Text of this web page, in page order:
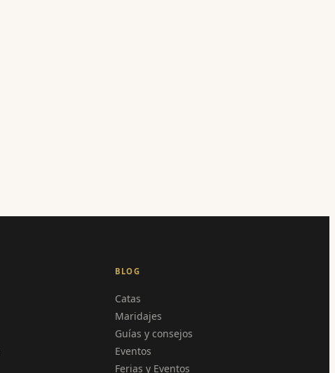
BLOG
Catas
Maridajes
Guías y consejos
Eventos
Ferias y Eventos